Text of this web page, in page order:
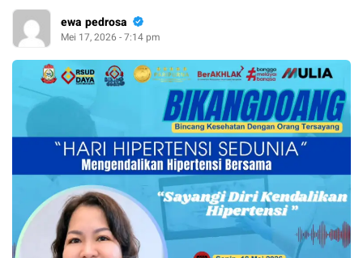
ewa pedrosa
Mei 17, 2026 - 7:14 pm